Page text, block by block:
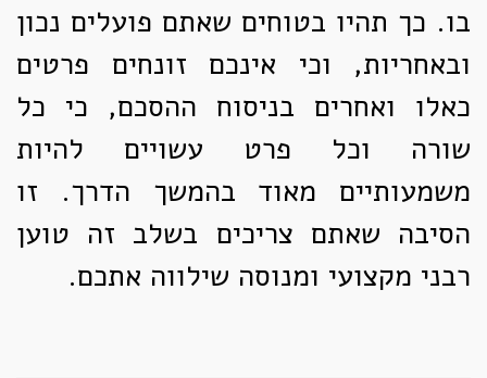
בו. כך תהיו בטוחים שאתם פועלים נכון
ובאחריות, וכי אינכם זונחים פרטים
כאלו ואחרים בניסוח ההסכם, כי כל
שורה וכל פרט עשויים להיות
משמעותיים מאוד בהמשך הדרך. זו
הסיבה שאתם צריכים בשלב זה טוען
רבני מקצועי ומנוסה שילווה אתכם.